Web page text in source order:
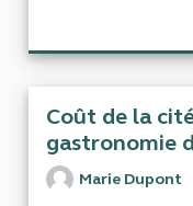
Coût de la
gastronomie
Marie Dupont